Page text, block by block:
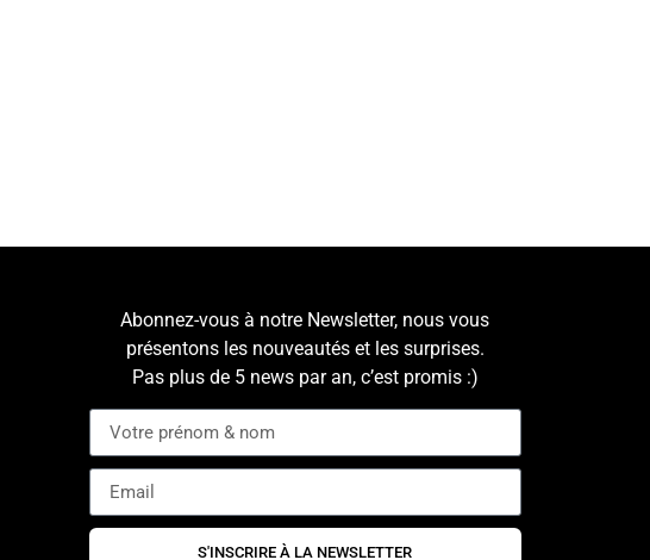
Abonnez-vous à notre Newsletter, nous vous
présentons les nouveautés et les surprises.
Pas plus de 5 news par an, c’est promis :)
S'INSCRIRE À LA NEWSLETTER